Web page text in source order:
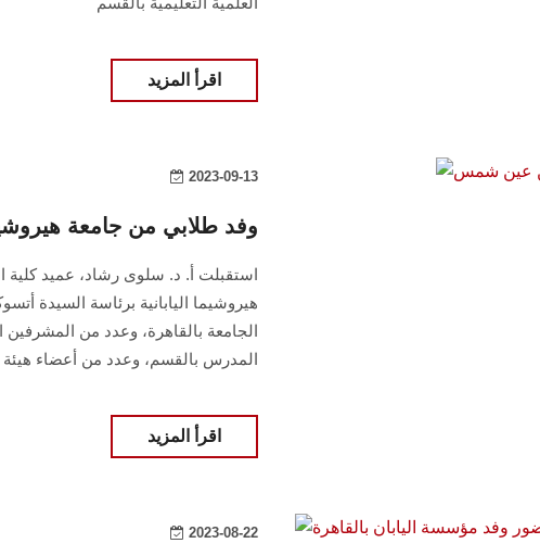
اقرأ المزيد
2023-09-13
وفد طلابي من جامعة
استقبلت أ. د. سلوى رشاد، عميد
هيروشيما اليابانية برئاسة السيدة
الجامعة بالقاهرة، وعدد من
المدرس بالقسم، وعدد من أعضاء هيئة
اقرأ المزيد
2023-08-22